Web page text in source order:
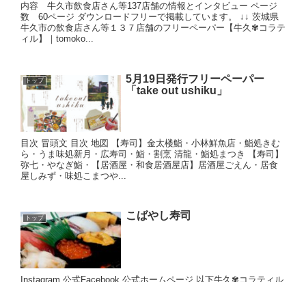
内容 牛久市飲食店さん等137店舗の情報とインタビュー ページ
数 60ページ ダウンロードフリーで掲載しています。 ↓↓ 茨城県
牛久市の飲食店さん等１３７店舗のフリーペーパー【牛久✾コラテ
ィル】｜tomoko...
トップ
5月19日発行フリーペーパー
「take out ushiku」
目次 冒頭文 目次 地図 【寿司】金太楼鮨・小林鮮魚店・鮨処きむ
ら・うま味処新月・広寿司・鮨・割烹 清龍・鮨処まつき 【寿司】
弥七・やなぎ鮨・【居酒屋・和食居酒屋店】居酒屋ごえん・居食
屋しみず・味処こまつや...
トップ こばやし寿司
Instagram 公式Facebook 公式ホームページ 以下牛久✾コラティル